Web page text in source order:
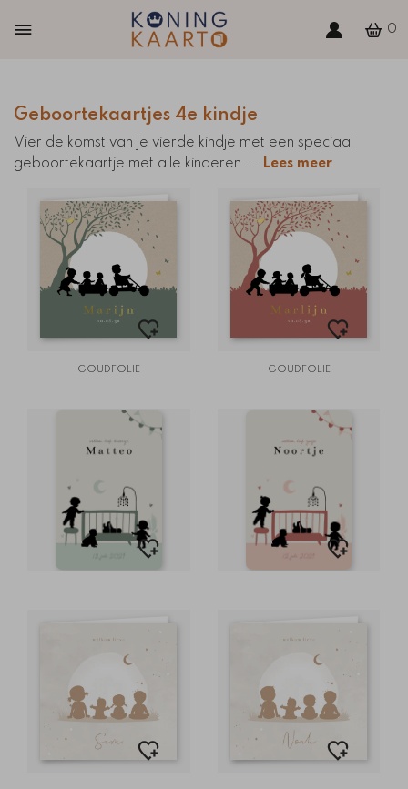
0
Geboortekaartjes 4e kindje
Vier de komst van je vierde kindje met een speciaal
geboortekaartje met alle kinderen ... Lees meer
GOUDFOLIE GOUDFOLIE